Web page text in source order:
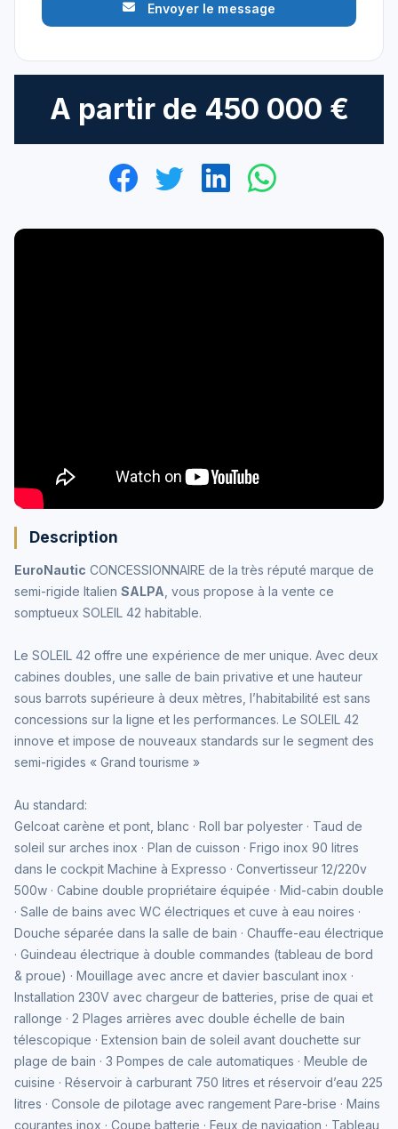
Envoyer le message
A partir de 450 000 €
Description
EuroNautic CONCESSIONNAIRE de la très réputé marque de
semi-rigide Italien SALPA , vous propose à la vente ce
somptueux SOLEIL 42 habitable.
Le SOLEIL 42 offre une expérience de mer unique. Avec deux
cabines doubles, une salle de bain privative et une hauteur
sous barrots supérieure à deux mètres, l’habitabilité est sans
concessions sur la ligne et les performances. Le SOLEIL 42
innove et impose de nouveaux standards sur le segment des
semi-rigides « Grand tourisme »
Au standard:
Gelcoat carène et pont, blanc · Roll bar polyester · Taud de
soleil sur arches inox · Plan de cuisson · Frigo inox 90 litres
dans le cockpit Machine à Expresso · Convertisseur 12/220v
500w · Cabine double propriétaire équipée · Mid-cabin double
· Salle de bains avec WC électriques et cuve à eau noires ·
Douche séparée dans la salle de bain · Chauffe-eau électrique
· Guindeau électrique à double commandes (tableau de bord
& proue) · Mouillage avec ancre et davier basculant inox ·
Installation 230V avec chargeur de batteries, prise de quai et
rallonge · 2 Plages arrières avec double échelle de bain
télescopique · Extension bain de soleil avant douchette sur
plage de bain · 3 Pompes de cale automatiques · Meuble de
cuisine · Réservoir à carburant 750 litres et réservoir d’eau 225
litres · Console de pilotage avec rangement Pare-brise · Mains
courantes inox · Coupe batterie · Feux de navigation · Tableau